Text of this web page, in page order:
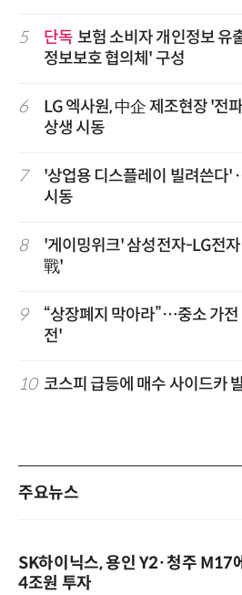
5 단독 보험 소비자 개인정보
정보보호 협의체' 구성
6
LG 엑사원, 中企 제조현장 '전
상생 시동
7
'상업용 디스플레이 빌려쓴다'
시동
8
'게이밍위크' 삼성전자-LG전
戰'
9
“상장폐지 막아라”…중소 가전
전'
10 코스피 급등에 매수 사이드카
주요뉴스
SK하이닉스, 용인 Y2·청주 M17
4조원 투자